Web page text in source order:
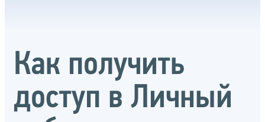
Как получить
доступ в Личный